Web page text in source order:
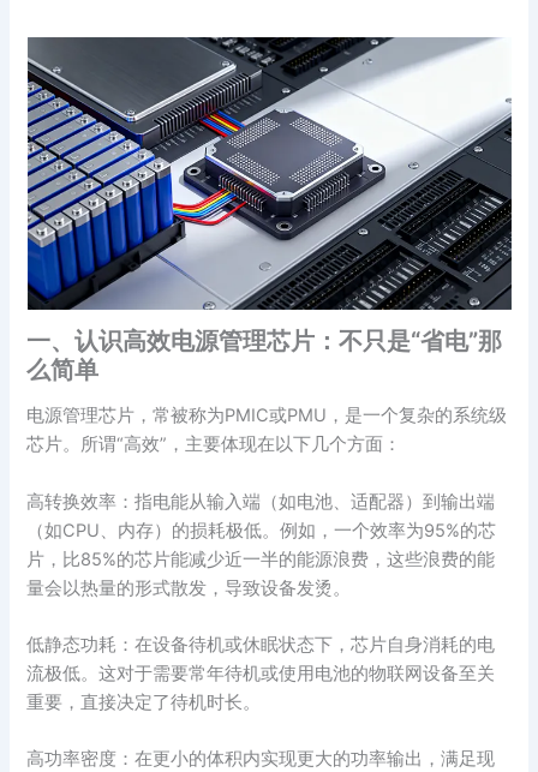
一、认识高效电源管理芯片：不只是“省电”那
么简单
电源管理芯片，常被称为PMIC或PMU，是一个复杂的系统级
芯片。所谓“高效”，主要体现在以下几个方面：
高转换效率：指电能从输入端（如电池、适配器）到输出端
（如CPU、内存）的损耗极低。例如，一个效率为95%的芯
片，比85%的芯片能减少近一半的能源浪费，这些浪费的能
量会以热量的形式散发，导致设备发烫。
低静态功耗：在设备待机或休眠状态下，芯片自身消耗的电
流极低。这对于需要常年待机或使用电池的物联网设备至关
重要，直接决定了待机时长。
高功率密度：在更小的体积内实现更大的功率输出，满足现